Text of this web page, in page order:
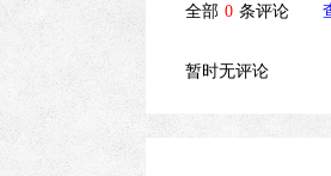
全部 0 条评论
暂时无评论